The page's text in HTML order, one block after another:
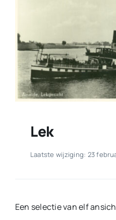
Lek
Laatste wijziging: 23
Een selectie van elf